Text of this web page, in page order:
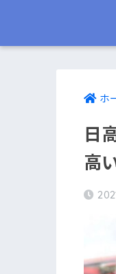
ホ
日
高